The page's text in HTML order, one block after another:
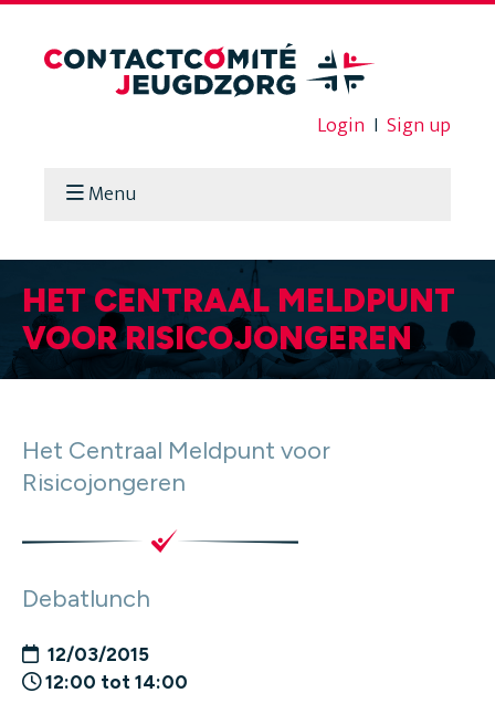
Login I Sign up
Menu
HET CENTRAAL MELDPUNT
VOOR RISICOJONGEREN
Het Centraal Meldpunt voor
Risicojongeren
Debatlunch
12/03/2015
12:00 tot 14:00